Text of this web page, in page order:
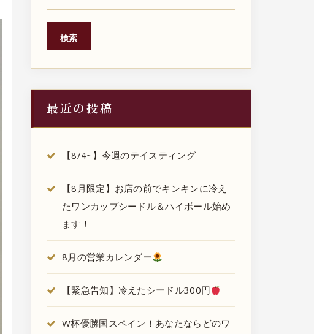
検索
最近の投稿
【8/4~】今週のテイスティング
【8月限定】お店の前でキンキンに冷え
たワンカップシードル＆ハイボール始め
ます！
8月の営業カレンダー
【緊急告知】冷えたシードル300円
W杯優勝国スペイン！あなたならどのワ